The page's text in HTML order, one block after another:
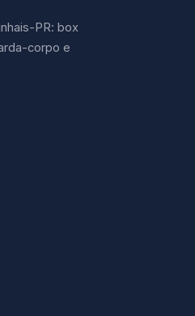
PR: box
corpo e